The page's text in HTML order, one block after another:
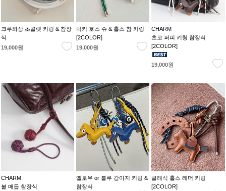
크루와상 초콜렛 키링 & 참장
식
19,000원
럭키 호스 슈 & 홀스 참 키링
[2COLOR]
19,000원
CHARM
초코 퍼피 키링 참장식
[2COLOR]
19,000원
CHARM
볼 매듭 참장식
옐로우 or 블루 강아지 키링 &
참장식
클래식 홀스 레더 키링
[2COLOR]